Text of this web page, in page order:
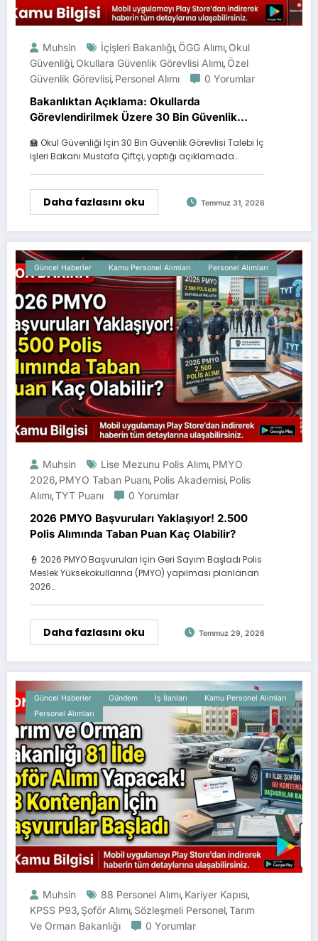
Muhsin İçişleri Bakanlığı, ÖGG Alımı, Okul
Güvenliği, Okullara Güvenlik Görevlisi Alımı, Özel
Güvenlik Görevlisi, Personel Alımı 0 Yorumlar
Bakanlıktan Açıklama: Okullarda
Görevlendirilmek Üzere 30 Bin Güvenlik
🏫 Okul Güvenliği İçin 30 Bin Güvenlik Görevlisi Talebi İç
işleri Bakanı Mustafa Çiftçi, yaptığı açıklamada…
Daha fazlasını oku Temmuz 31, 2026
Güncel Haberler Kamu Personel Alımları Personel Alımları
Muhsin Lise Mezunu Polis Alımı, PMYO
2026, PMYO Taban Puanı, Polis Akademisi, Polis
Alımı,TYT Puanı 0 Yorumlar
2026 PMYO Başvuruları Yaklaşıyor! 2.500
Polis Alımında Taban Puan Kaç Olabilir?
👮 2026 PMYO Başvuruları İçin Geri Sayım Başladı Polis
Meslek Yüksekokullarına (PMYO) yapılması planlanan
2026…
Daha fazlasını oku Temmuz 29, 2026
Güncel Haberler Gündem İş İlanları
Kamu Personel Alımları
Personel Alımları
Muhsin 88 Personel Alımı, Kariyer Kapısı,
KPSS P93, Şoför Alımı, Sözleşmeli Personel,Tarım
Ve Orman Bakanlığı
0 Yorumlar